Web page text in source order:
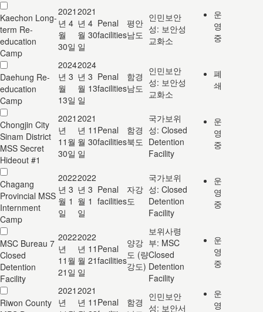
Kaechon Long-
term Re-
education
Camp
2021
년 4
월
30일
2021
년 4
월 30
일
Penal
facilities
평안
남도
인민보안
성: 보안성
교화소
운
영
중
Daehung Re-
education
Camp
2024
년 3
월
13일
2024
년 3
월 13
일
Penal
facilities
함경
남도
인민보안
성: 보안성
교화소
폐
쇄
Chongjin City
Sinam District
MSS Secret
Hideout #1
2021
년
11월
30일
2021
년 11
월 30
일
Penal
facilities
함경
북도
국가보위
성: Closed
Detention
Facility
운
영
중
Chagang
Provincial MSS
Internment
Camp
2022
년 3
월 1
일
2022
년 3
월 1
일
Penal
facilities
자강
도
국가보위
성: Closed
Detention
Facility
운
영
중
MSC Bureau 7
Closed
Detention
Facility
2022
년
11월
21일
2022
년 11
월 21
일
Penal
facilities
양강
도 (량
강도)
보위사령
부: MSC
Closed
Detention
Facility
운
영
중
Riwon County
2021
년
2021
년 11 Penal
함경 인민보안
성: 보안서
운
영